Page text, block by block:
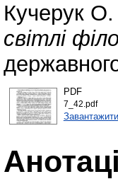
Кучерук
світлі
PDF
7_42.pdf